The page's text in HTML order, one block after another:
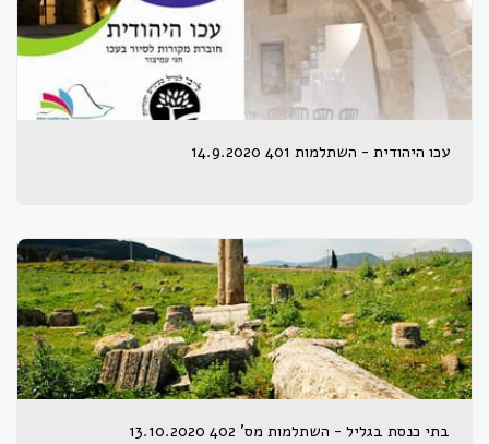
עכו היהודית - השתלמות 401 14.9.2020
בתי כנסת בגליל - השתלמות מס' 402 13.10.2020